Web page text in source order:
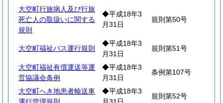
大空町行旅病人及び行旅
死亡人の取扱いに関する
規則
◆平成18年3
月31日
規則第50号
大空町福祉バス運行規則
◆平成18年3
月31日
規則第51号
大空町福祉有償運送等運
営協議会条例
◆平成18年3
月31日
条例第107号
大空町へき地患者輸送車
◆平成18年3
規則第52号